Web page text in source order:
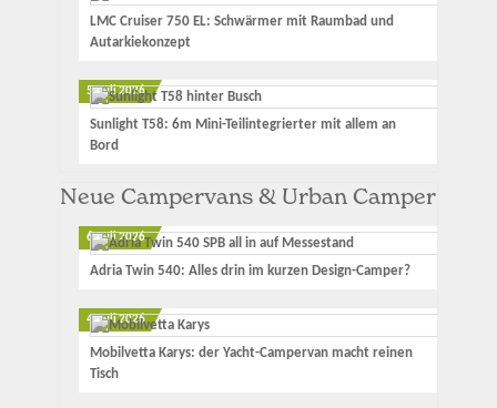
LMC Cruiser 750 EL: Schwärmer mit Raumbad und
Autarkiekonzept
5. Juli 2026
Sunlight T58: 6m Mini-Teilintegrierter mit allem an
Bord
Neue Campervans & Urban Camper
6. Juli 2026
Adria Twin 540: Alles drin im kurzen Design-Camper?
4. Juli 2026
Mobilvetta Karys: der Yacht-Campervan macht reinen
Tisch